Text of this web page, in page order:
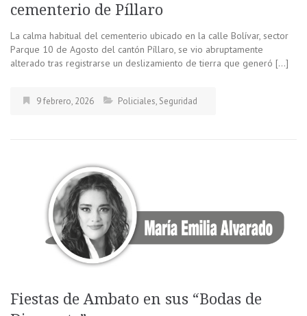
cementerio de Píllaro
La calma habitual del cementerio ubicado en la calle Bolívar, sector
Parque 10 de Agosto del cantón Píllaro, se vio abruptamente
alterado tras registrarse un deslizamiento de tierra que generó […]
9 febrero, 2026 Policiales, Seguridad
Fiestas de Ambato en sus “Bodas de